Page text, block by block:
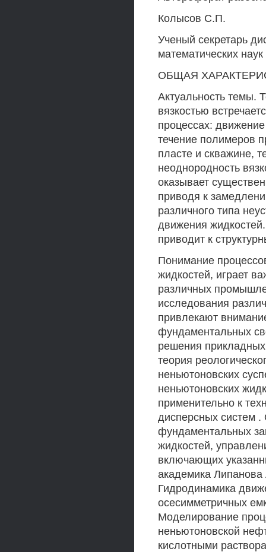
Колысов С.П.
Ученый секретарь
математических наук
ОБЩАЯ
Актуальность темы.
вязкостью
процессах:
течение полимеров
пласте и скважине,
неоднородность
оказывает
приводя к
различного типа
движения
приводит к
Понимание
жидкостей, играет
различных
исследования
привлекают
фундаментальных
решения
теория
неньютоновских
неньютоновских
применительно к
дисперсных систем
фундаментальных
жидкостей,
включающих
академика
Гидродинамика
осесимметричных
Моделирование
неньютоновской
кислотными